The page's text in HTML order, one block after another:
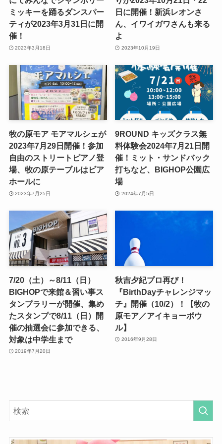
ミッキーを踊るダンスパー
ティが2023年3月31日に開
催！
2023年3月18日
日に開催！新浜レオンさ
ん、イワイガワさんも来る
よ
2023年10月19日
牧の原モア モアマルシェが
2023年7月29日開催！参加
自由のストリートピアノ登
場、牧の原テーブルはビア
ホールに
2023年7月25日
9ROUND キッズクラス無
料体験会2024年7月21日開
催！ミット・サンドバック
打ちなど、BIGHOP公園広
場
2024年7月5日
7/20（土）～8/11（日）
BIGHOPで来館＆習い事ス
タンプラリーが開催、集め
たスタンプで8/11（日）開
催の抽選会に参加できる、
対象は中学生まで
2019年7月20日
秋吉夕紀プロ再び！
『BirthDayチャレンジマッ
チ』開催（10/2）！【牧の
原モア／アイキョーボウ
ル】
2016年9月28日